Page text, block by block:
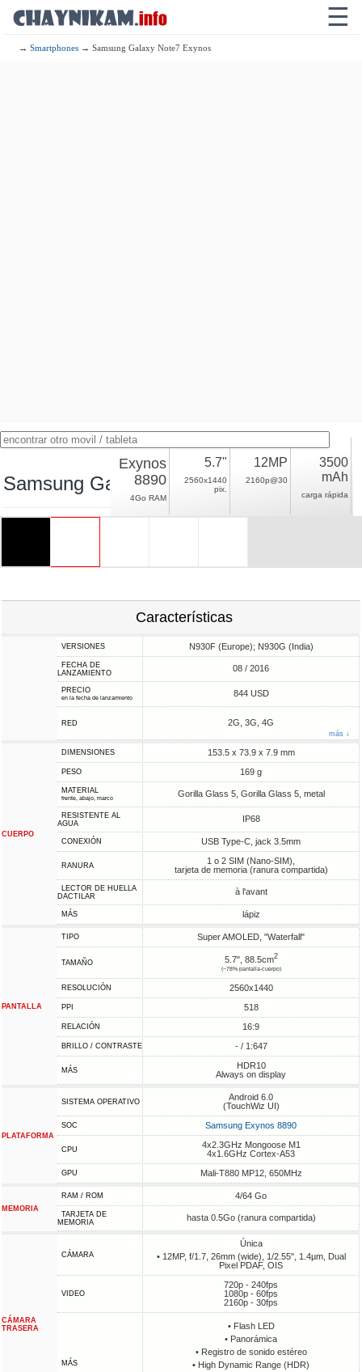
☰
→Smartphones → Samsung Galaxy Note7 Exynos
Samsung Galaxy Note7 Exynos
Exynos
8890
4Go RAM
5.7"
2560x1440
pix.
12MP
2160p@30
3500
mAh
carga rápida
Características
VERSIONES N930F (Europe); N930G (India)
FECHA DE
LANZAMIENTO
08 / 2016
PRECIO
en la fecha de lanzamiento 844 USD
RED 2G, 3G, 4G
más ↓
CUERPO
DIMENSIONES 153.5 x 73.9 x 7.9 mm
PESO 169 g
MATERIAL
frente, abajo, marco Gorilla Glass 5, Gorilla Glass 5, metal
RESISTENTE AL
AGUA
IP68
CONEXIÓN USB Type-C, jack 3.5mm
RANURA
1 o 2 SIM (Nano-SIM),
tarjeta de memoria (ranura compartida)
LECTOR DE HUELLA
DACTILAR
à l'avant
MÁS lápiz
PANTALLA
TIPO Super AMOLED, "Waterfall"
TAMAÑO 5.7", 88.5cm2
(~78% pantalla-cuerpo)
RESOLUCIÓN 2560x1440
PPI 518
RELACIÓN 16:9
BRILLO / CONTRASTE - / 1:647
MÁS
HDR10
Always on display
PLATAFORMA
SISTEMA OPERATIVO
Android 6.0
(TouchWiz UI)
SOC Samsung Exynos 8890
CPU
4x2.3GHz Mongoose M1
4x1.6GHz Cortex-A53
GPU Mali-T880 MP12, 650MHz
MEMORIA
RAM / ROM 4/64 Go
TARJETA DE
MEMORIA
hasta 0.5Go (ranura compartida)
CÁMARA
TRASERA
CÁMARA
Única
• 12MP, f/1.7, 26mm (wide), 1/2.55", 1.4µm, Dual
Pixel PDAF, OIS
VIDEO
720p - 240fps
1080p - 60fps
2160p - 30fps
MÁS
• Flash LED
• Panorámica
• Registro de sonido estéreo
• High Dynamic Range (HDR)